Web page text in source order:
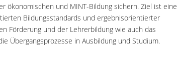
ökonomischen und MINT-Bildung sichern. Ziel ist eine
Bildungsstandards und ergebnisorientierter
Förderung und der Lehrerbildung wie auch das
Übergangsprozesse in Ausbildung und Studium.